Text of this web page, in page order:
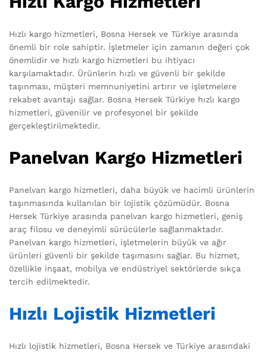
Hızlı kargo hizmetleri, Bosna Hersek ve Türkiye arasında
önemli bir role sahiptir. İşletmeler için zamanın değeri çok
önemlidir ve hızlı kargo hizmetleri bu ihtiyacı
karşılamaktadır. Ürünlerin hızlı ve güvenli bir şekilde
taşınması, müşteri memnuniyetini artırır ve işletmelere
rekabet avantajı sağlar. Bosna Hersek Türkiye hızlı kargo
hizmetleri, güvenilir ve profesyonel bir şekilde
gerçekleştirilmektedir.
Panelvan Kargo Hizmetleri
Panelvan kargo hizmetleri, daha büyük ve hacimli ürünlerin
taşınmasında kullanılan bir lojistik çözümüdür. Bosna
Hersek Türkiye arasında panelvan kargo hizmetleri, geniş
araç filosu ve deneyimli sürücülerle sağlanmaktadır.
Panelvan kargo hizmetleri, işletmelerin büyük ve ağır
ürünleri güvenli bir şekilde taşımasını sağlar. Bu hizmet,
özellikle inşaat, mobilya ve endüstriyel sektörlerde sıkça
tercih edilmektedir.
Hızlı Lojistik Hizmetleri
Hızlı lojistik hizmetleri, Bosna Hersek ve Türkiye arasındaki